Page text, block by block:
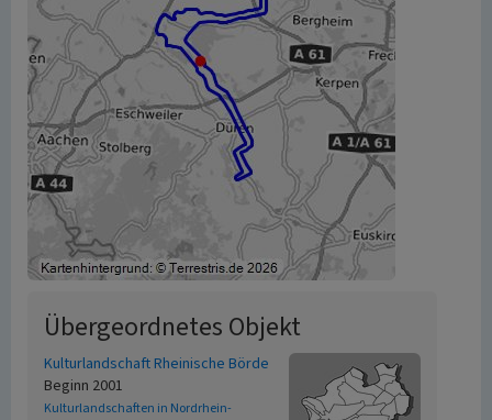
Übergeordnetes Objekt
Kulturlandschaft Rheinische Börde
Beginn 2001
Kulturlandschaften in Nordrhein-